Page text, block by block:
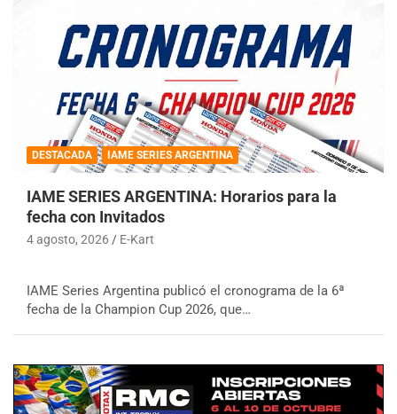
DESTACADA IAME SERIES ARGENTINA
IAME SERIES ARGENTINA: Horarios para la
fecha con Invitados
4 agosto, 2026 E-Kart
IAME Series Argentina publicó el cronograma de la 6ª
fecha de la Champion Cup 2026, que…